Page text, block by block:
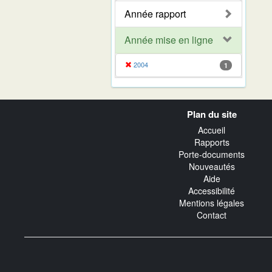
Année rapport
Année mise en ligne
2004 1
Plan du site
Accueil
Rapports
Porte-documents
Nouveautés
Aide
Accessibilité
Mentions légales
Contact